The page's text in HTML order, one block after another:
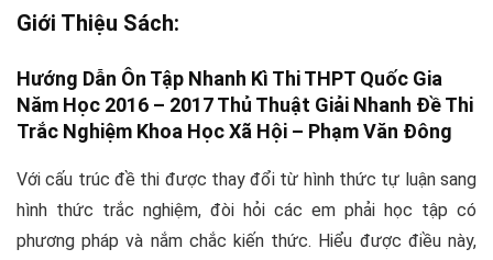
Giới Thiệu Sách:
Hướng Dẫn Ôn Tập Nhanh Kì Thi THPT Quốc Gia
Năm Học 2016 – 2017 Thủ Thuật Giải Nhanh Đề Thi
Trắc Nghiệm Khoa Học Xã Hội – Phạm Văn Đông
Với cấu trúc đề thi được thay đổi từ hình thức tự luận sang
hình thức trắc nghiệm, đòi hỏi các em phải học tập có
phương pháp và nắm chắc kiến thức. Hiểu được điều này,